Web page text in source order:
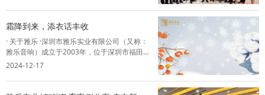
公司荣幸出席，并在行业中留下了浓墨重彩的
一笔。会议汇集了行业内的专家、企业...
霜降到来，添衣话丰收
· 关于雅乐 ·深圳市雅乐实业有限公司（又称：
雅乐音响）成立于2003年，位于深圳市福田区
祥泰宁的士码头大厦二楼，是集方案设计、安
范围涵盖政府机关、医疗、教育、金融、文旅
2024-12-17